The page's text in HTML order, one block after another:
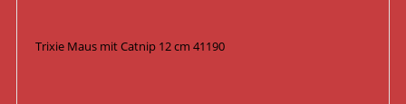
Trixie Maus mit Catnip 12 cm 41190